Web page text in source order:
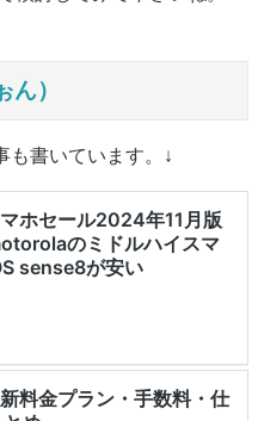
）
書いています。↓